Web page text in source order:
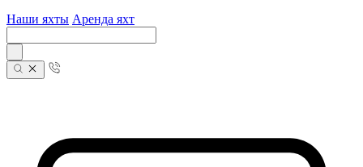
Наши яхты Аренда яхт